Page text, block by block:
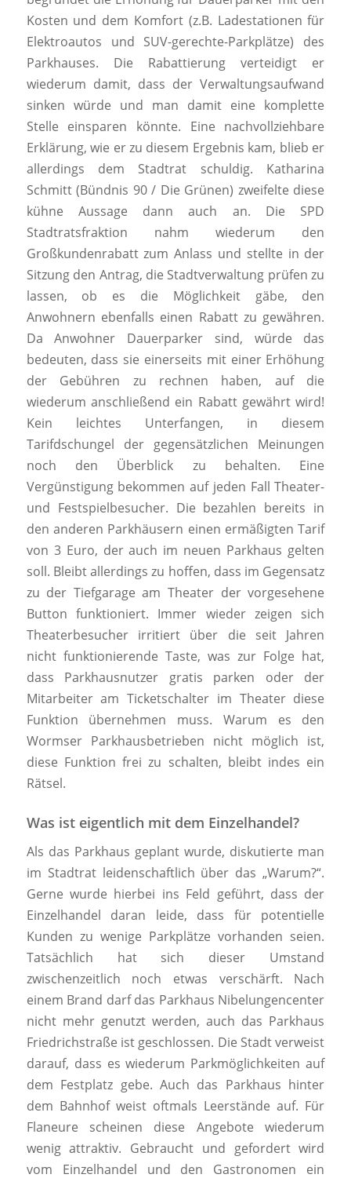
Kosten und dem Komfort (z.B. Ladestationen für
Elektroautos und SUV-gerechte-Parkplätze) des
Parkhauses. Die Rabattierung verteidigt er
wiederum damit, dass der Verwaltungsaufwand
sinken würde und man damit eine komplette
Stelle einsparen könnte. Eine nachvollziehbare
Erklärung, wie er zu diesem Ergebnis kam, blieb er
allerdings dem Stadtrat schuldig. Katharina
Schmitt (Bündnis 90 / Die Grünen) zweifelte diese
kühne Aussage dann auch an. Die SPD
Stadtratsfraktion nahm wiederum den
Großkundenrabatt zum Anlass und stellte in der
Sitzung den Antrag, die Stadtverwaltung prüfen zu
lassen, ob es die Möglichkeit gäbe, den
Anwohnern ebenfalls einen Rabatt zu gewähren.
Da Anwohner Dauerparker sind, würde das
bedeuten, dass sie einerseits mit einer Erhöhung
der Gebühren zu rechnen haben, auf die
wiederum anschließend ein Rabatt gewährt wird!
Kein leichtes Unterfangen, in diesem
Tarifdschungel der gegensätzlichen Meinungen
noch den Überblick zu behalten. Eine
Vergünstigung bekommen auf jeden Fall Theater-
und Festspielbesucher. Die bezahlen bereits in
den anderen Parkhäusern einen ermäßigten Tarif
von 3 Euro, der auch im neuen Parkhaus gelten
soll. Bleibt allerdings zu hoffen, dass im Gegensatz
zu der Tiefgarage am Theater der vorgesehene
Button funktioniert. Immer wieder zeigen sich
Theaterbesucher irritiert über die seit Jahren
nicht funktionierende Taste, was zur Folge hat,
dass Parkhausnutzer gratis parken oder der
Mitarbeiter am Ticketschalter im Theater diese
Funktion übernehmen muss. Warum es den
Wormser Parkhausbetrieben nicht möglich ist,
diese Funktion frei zu schalten, bleibt indes ein
Rätsel.
Was ist eigentlich mit dem Einzelhandel?
Als das Parkhaus geplant wurde, diskutierte man
im Stadtrat leidenschaftlich über das „Warum?“.
Gerne wurde hierbei ins Feld geführt, dass der
Einzelhandel daran leide, dass für potentielle
Kunden zu wenige Parkplätze vorhanden seien.
Tatsächlich hat sich dieser Umstand
zwischenzeitlich noch etwas verschärft. Nach
einem Brand darf das Parkhaus Nibelungencenter
nicht mehr genutzt werden, auch das Parkhaus
Friedrichstraße ist geschlossen. Die Stadt verweist
darauf, dass es wiederum Parkmöglichkeiten auf
dem Festplatz gebe. Auch das Parkhaus hinter
dem Bahnhof weist oftmals Leerstände auf. Für
Flaneure scheinen diese Angebote wiederum
wenig attraktiv. Gebraucht und gefordert wird
vom Einzelhandel und den Gastronomen ein